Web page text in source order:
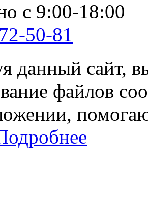
с 9:00-18:00
50-81
данный сайт,
файлов